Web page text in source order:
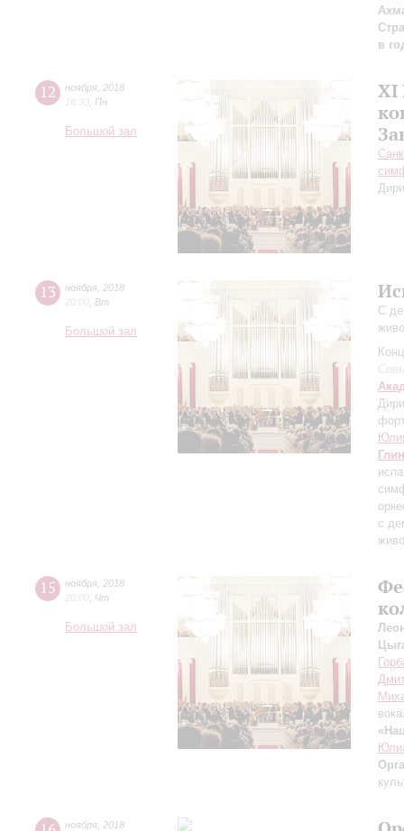
в
12 ноября 2018
18:30 Пн
Большой зал
XI
13 ноября 2018
20:00 Вт
Большой зал
С
с
15 ноября 2018
20:00 Чт
Большой зал
ноября 2018